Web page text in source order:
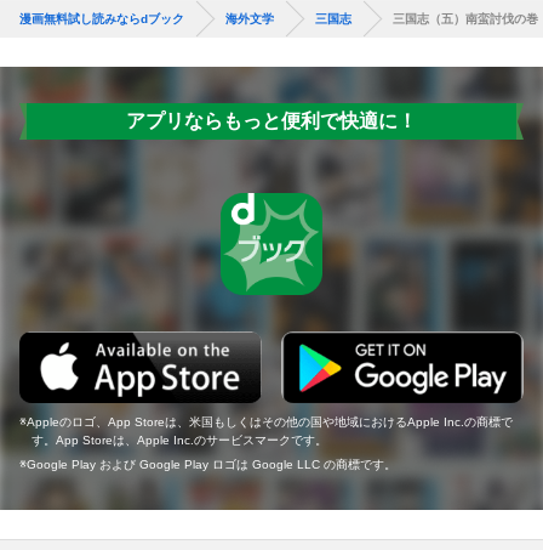
漫画無料試し読みならdブック 海外文学 三国志 三国志（五）南蛮討伐の巻
アプリならもっと便利で快適に！
Appleのロゴ、App Storeは、米国もしくはその他の国や地域におけるApple Inc.の商標で
す。App Storeは、Apple Inc.のサービスマークです。
Google Play および Google Play ロゴは Google LLC の商標です。